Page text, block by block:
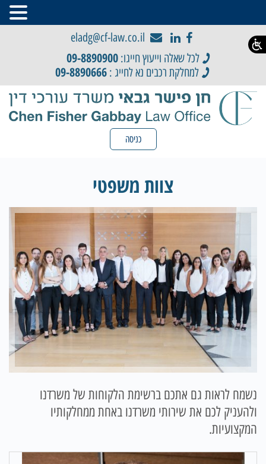
eladg@cf-law.co.il
לכל שאלה וייעוץ חייגו: 09-8890900
למחלקת רכבים נא לחייג : 09-8890666
כניסה
צוות משפטי
נשמח לראות גם אתכם ברשימת הלקוחות של משרדנו
ולהעניק לכם את שירותי משרדנו באחת ממחלקותיו
המקצועיות.